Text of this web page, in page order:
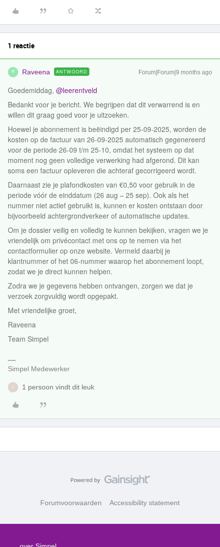
1 reactie
R Raveena ANTWOORD Forum|Forum|9 months ago
Goedemiddag, ​ @leerentveld
Bedankt voor je bericht. We begrijpen dat dit verwarrend is en
willen dit graag goed voor je uitzoeken.
Hoewel je abonnement is beëindigd per 25-09-2025, worden de
kosten op de factuur van 26-09-2025 automatisch gegenereerd
voor de periode 26-09 t/m 25-10, omdat het systeem op dat
moment nog geen volledige verwerking had afgerond. Dit kan
soms een factuur opleveren die achteraf gecorrigeerd wordt.
Daarnaast zie je plafondkosten van €0,50 voor gebruik in de
periode vóór de einddatum (26 aug – 25 sep). Ook als het
nummer niet actief gebruikt is, kunnen er kosten ontstaan door
bijvoorbeeld achtergrondverkeer of automatische updates.
Om je dossier veilig en volledig te kunnen bekijken, vragen we je
vriendelijk om privécontact met ons op te nemen via het
contactformulier op onze website. Vermeld daarbij je
klantnummer of het 06-nummer waarop het abonnement loopt,
zodat we je direct kunnen helpen.
Zodra we je gegevens hebben ontvangen, zorgen we dat je
verzoek zorgvuldig wordt opgepakt.
Met vriendelijke groet,
Raveena
Team Simpel
Simpel Medewerker
L 1 persoon vindt dit leuk
Forumvoorwaarden Accessibility statement